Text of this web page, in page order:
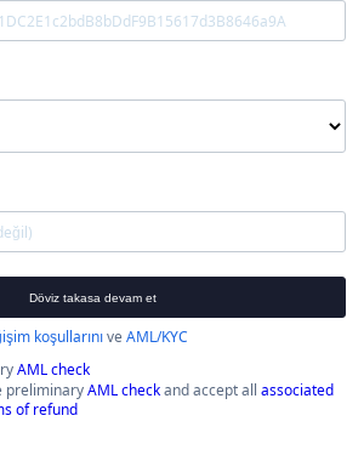
Döviz takasa devam et
koşullarınıveAML/KYC
AML check
preliminaryAML checkand accept all associated
of refund